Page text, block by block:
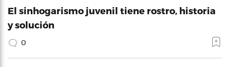
El sinhogarismo juvenil tiene rostro, historia
y solución
0